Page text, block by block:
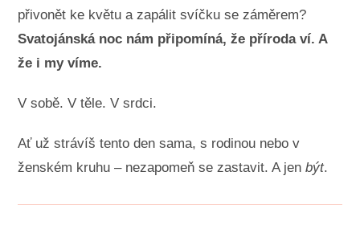
přivonět ke květu a zapálit svíčku se záměrem?
Svatojánská noc nám připomíná, že příroda ví. A
že i my víme.
V sobě. V těle. V srdci.
Ať už strávíš tento den sama, s rodinou nebo v
ženském kruhu – nezapomeň se zastavit. A jenbýt.